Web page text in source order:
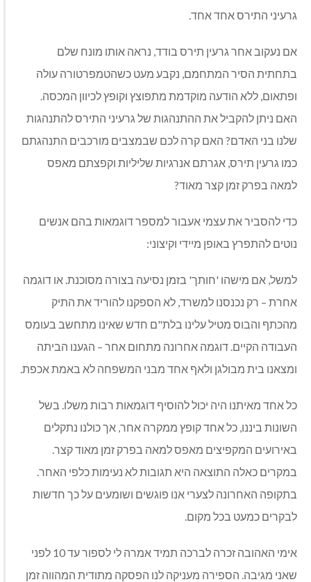
גרעיני התירס אחד אחד.
אם נעקוב אחר גרעין תירס בודד, נראה אותו מונח שלם
בתחתית הסיר המתחמם, נקבע מעט כשהטמפרטורה עולה
ופתאום, ללא הודעה מוקדמת מתפוצץ וקופץ לכיוון המכסה.
האם ניתן להקביל את ההתנהגות של גרעיני התירס להתנהגות
שלנו בני האדם? האם קרה לכם שבמצבים מורכבים התנהגתם
כמו גרעין תירס, אגרתם אנרגיות שליליות וקפצתם מאפס
למאה בפרק זמן קצר מאוד?
כדי להסביר את עצמי אעבור למספר דוגמאות בהם אנשים
נוטים להתפרץ באופן מיידי וקיצוני:
למשל, אם מישהו 'חותך' בזמן נסיעה בצורה מסוכנת. או דוגמה
אחרת – רק נכנסנו למשרד, לא הספקנו להוריד את התיק
מהכתף והבוס מטיל עלינו בלת"ם חדש שאינו מתחשב בעומס
העבודה הקיים. דוגמה אחרונה מתחום אחר – הגענו הביתה
ומצאנו בית מבולגן ולאף אחד מבני המשפחה לא באמת אכפת.
כל אחד מאיתנו היה יכול להוסיף דוגמאות רבות משלו. בשל
השונות ביננו, כל אחד קופץ ממקרה אחר, אך כולנו נתקלים
באירועים המקפיצים מאפס למאה בפרק זמן מאוד קצר.
במקרים כאלה התוצאה היא תגובות לא נעימות כלפי האחר.
בתקופה האחרונה לצערי אנו פוגשים ושומעים על כך חדשות
לבקרים כמעט בכל מקום.
אימי האהובה זכרה לברכה תמיד אמרה לי לספור עד 10 לפני
שאני מגיבה. הספירה מעניקה לנו הפסקה מתודית המהווה זמן